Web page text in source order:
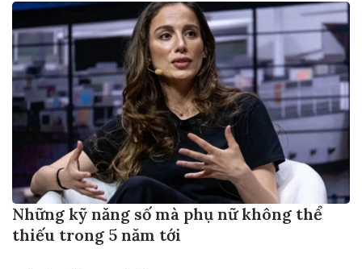
Những kỹ năng số mà phụ nữ không thể
thiếu trong 5 năm tới